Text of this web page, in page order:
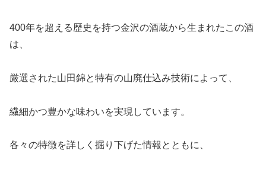
400年を超える歴史を持つ金沢の酒蔵から生まれたこの酒
は、
厳選された山田錦と特有の山廃仕込み技術によって、
繊細かつ豊かな味わいを実現しています。
各々の特徴を詳しく掘り下げた情報とともに、